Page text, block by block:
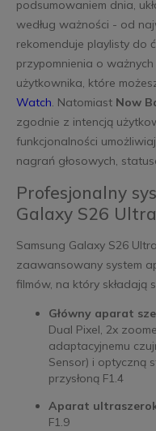
podsumowaniem dnia,
według ważności - od
rekomenduje playlisty do
przypomnienia o
użytkownika, które
Watch. Natomiast Now
zgodnie z intencją
funkcjonalności
nagrań głosowych,
Profesjonalny
Galaxy S26 Ultra
Samsung Galaxy S26
zaawansowany system
filmów, na który składają
Główny aparat
Dual Pixel, 2x
adaptacyjnemu
Sensor) i optyczną
przysłoną F1.4
Aparat
F1.9